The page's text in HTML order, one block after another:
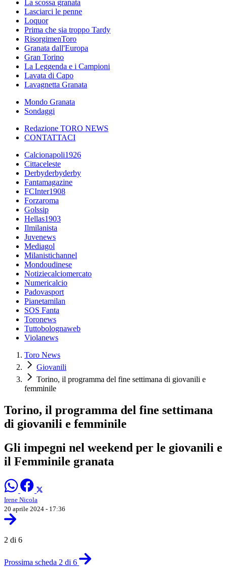
La scossa granata
Lasciarci le penne
Loquor
Prima che sia troppo Tardy
RisorgimenToro
Granata dall'Europa
Gran Torino
La Leggenda e i Campioni
Lavata di Capo
Lavagnetta Granata
Mondo Granata
Sondaggi
Redazione TORO NEWS
CONTATTACI
Calcionapoli1926
Cittaceleste
Derbyderbyderby
Fantamagazine
FCInter1908
Forzaroma
Golssip
Hellas1903
Ilmilanista
Juvenews
Mediagol
Milanistichannel
Mondoudinese
Notiziecalciomercato
Numericalcio
Padovasport
Pianetamilan
SOS Fanta
Toronews
Tuttobolognaweb
Violanews
Toro News
Giovanili
Torino, il programma del fine settimana di giovanili e
femminile
Torino, il programma del fine settimana
di giovanili e femminile
Gli impegni nel weekend per le giovanili e
il Femminile granata
Irene Nicola
20 aprile 2024 - 17:36
2 di 6
Prossima scheda 2 di 6